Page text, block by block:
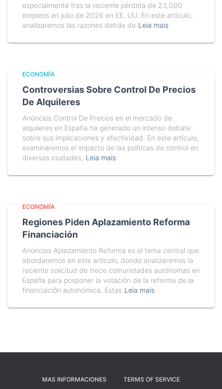
especialmente tras la reciente pérdida de 23,000
empleos en julio de 2026 en EE. UU. En este artículo,
analizaremos las razones detrás de Leia mais
ECONOMÍA
Controversias Sobre Control De Precios
De Alquileres
Anúncios Control De Precios en el mercado de
alquileres en España ha generado un intenso debate
sobre sus implicaciones y efectividad. En este artículo,
examinaremos el impacto de las políticas de control en
diversas ciudades, Leia mais
ECONOMÍA
Regiones Piden Aplazamiento Reforma
Financiación
Anúncios Aplazamiento Reforma es el tema central que
abordaremos en este artículo, donde analizaremos la
reciente solicitud de trece comunidades autónomas en
España para posponer la votación de la reforma de la
financiación autonómica. Estas Leia mais
MAS INFORMACIONES TERMS OF SERVICE